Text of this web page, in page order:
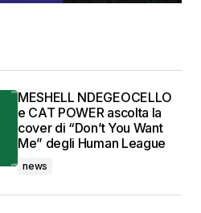
MESHELL NDEGEOCELLO
e CAT POWER ascolta la
cover di “Don’t You Want
Me” degli Human League
news